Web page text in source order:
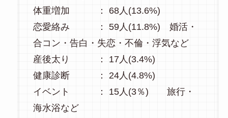
体重増加 ： 68人(13.6%)
恋愛絡み ： 59人(11.8%) 婚活・
合コン・告白・失恋・不倫・浮気など
産後太り ： 17人(3.4%)
健康診断 ： 24人(4.8%)
イベント ： 15人(3％) 旅行・
海水浴など